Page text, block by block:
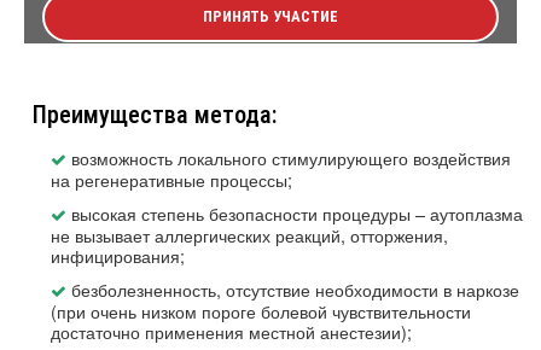
ПРИНЯТЬ УЧАСТИЕ
Преимущества метода:
возможность локального стимулирующего воздействия
на регенеративные процессы;
высокая степень безопасности процедуры – аутоплазма
не вызывает аллергических реакций, отторжения,
инфицирования;
безболезненность, отсутствие необходимости в наркозе
(при очень низком пороге болевой чувствительности
достаточно применения местной анестезии);